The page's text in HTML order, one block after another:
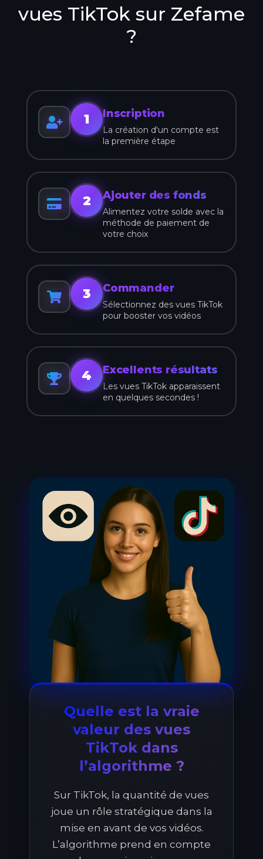
vues TikTok sur Zefame
?
1 Inscription
La création d'un compte est
la première étape
2 Ajouter des fonds
Alimentez votre solde avec la
méthode de paiement de
votre choix
3 Commander
Sélectionnez des vues TikTok
pour booster vos vidéos
4 Excellents résultats
Les vues TikTok apparaissent
en quelques secondes !
Quelle est la vraie
valeur des vues
TikTok dans
l’algorithme ?
Sur TikTok, la quantité de vues
joue un rôle stratégique dans la
mise en avant de vos vidéos.
L’algorithme prend en compte